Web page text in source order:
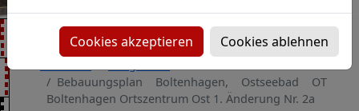
Bebauungsplan Boltenhagen, Ostseebad OT
Boltenhagen Ortszentrum Ost 1. Änderung Nr. 2a
Cookies akzeptieren Cookies ablehnen